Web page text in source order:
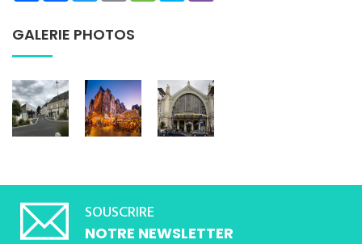
GALERIE PHOTOS
SOUSCRIRE
NOTRE NEWSLETTER